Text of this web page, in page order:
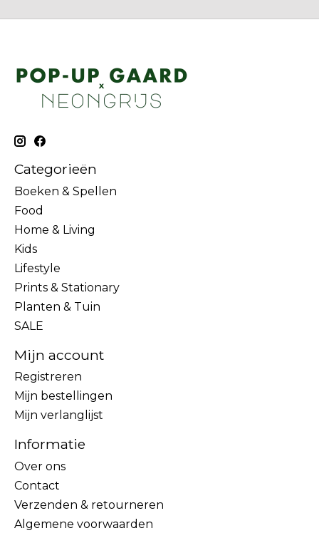
Categorieën
Boeken & Spellen
Food
Home & Living
Kids
Lifestyle
Prints & Stationary
Planten & Tuin
SALE
Mijn account
Registreren
Mijn bestellingen
Mijn verlanglijst
Informatie
Over ons
Contact
Verzenden & retourneren
Algemene voorwaarden